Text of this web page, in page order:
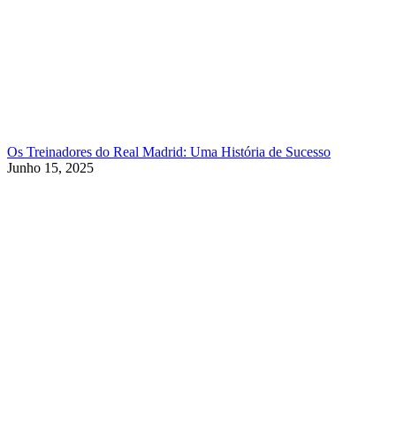
Os Treinadores do Real Madrid: Uma História de Sucesso
Junho 15, 2025